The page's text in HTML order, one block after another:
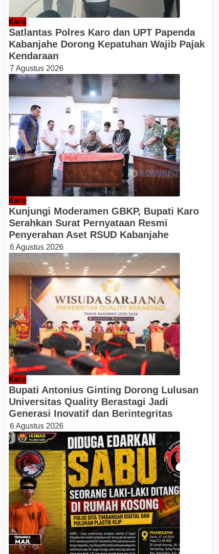
Karo
Satlantas Polres Karo dan UPT Papenda
Kabanjahe Dorong Kepatuhan Wajib Pajak
Kendaraan
7 Agustus 2026
Karo
Kunjungi Moderamen GBKP, Bupati Karo
Serahkan Surat Pernyataan Resmi
Penyerahan Aset RSUD Kabanjahe
6 Agustus 2026
Karo
Bupati Antonius Ginting Dorong Lulusan
Universitas Quality Berastagi Jadi
Generasi Inovatif dan Berintegritas
6 Agustus 2026